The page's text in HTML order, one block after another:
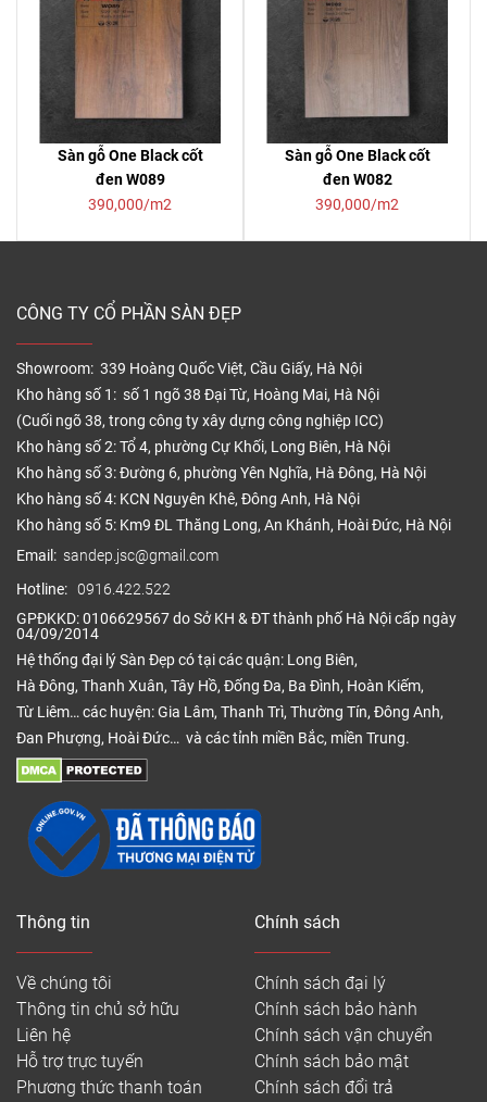
Sàn gỗ One Black cốt
đen W089
390,000/m2
Sàn gỗ One Black cốt
đen W082
390,000/m2
CÔNG TY CỔ PHẦN SÀN ĐẸP
Showroom: 339 Hoàng Quốc Việt, Cầu Giấy, Hà Nội
Kho hàng số 1: số 1 ngõ 38 Đại Từ, Hoàng Mai, Hà Nội
(Cuối ngõ 38, trong công ty xây dựng công nghiệp ICC)
Kho hàng số 2: Tổ 4, phường Cự Khối, Long Biên, Hà Nội
Kho hàng số 3: Đường 6, phường Yên Nghĩa, Hà Đông, Hà Nội
Kho hàng số 4: KCN Nguyên Khê, Đông Anh, Hà Nội
Kho hàng số 5: Km9 ĐL Thăng Long, An Khánh, Hoài Đức, Hà Nội
Email: sandep.jsc@gmail.com
Hotline: 0916.422.522
GPĐKKD: 0106629567 do Sở KH & ĐT thành phố Hà Nội cấp ngày
04/09/2014
Hệ thống đại lý Sàn Đẹp có tại các quận: Long Biên,
Hà Đông, Thanh Xuân, Tây Hồ, Đống Đa, Ba Đình, Hoàn Kiếm,
Từ Liêm… các huyện: Gia Lâm, Thanh Trì, Thường Tín, Đông Anh,
Đan Phượng, Hoài Đức… và các tỉnh miền Bắc, miền Trung.
Thông tin
Về chúng tôi
Thông tin chủ sở hữu
Liên hệ
Hỗ trợ trực tuyến
Phương thức thanh toán
Chính sách
Chính sách đại lý
Chính sách bảo hành
Chính sách vận chuyển
Chính sách bảo mật
Chính sách đổi trả